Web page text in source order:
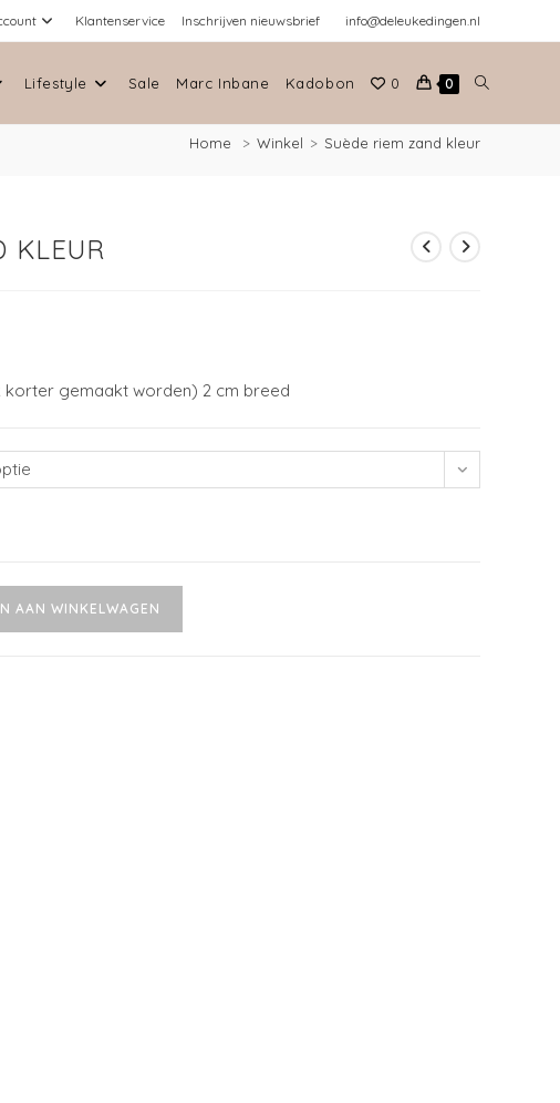
Klantenservice Inschrijven nieuwsbrief info@deleukedingen.nl
Lifestyle Sale Marc Inbane Kadobon 0 0
Home > Winkel > Suède riem zand kleur
KLEUR
gemaakt worden) 2 cm breed
AAN WINKELWAGEN